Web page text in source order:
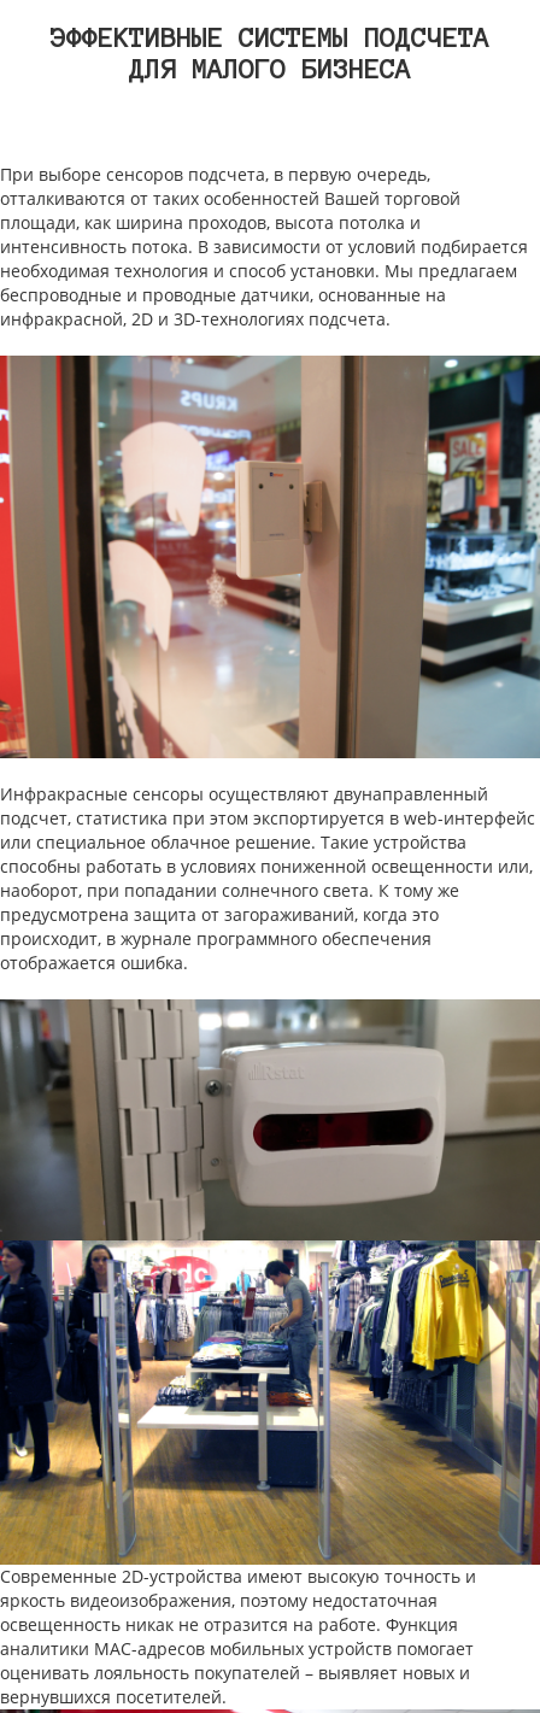
ЭФФЕКТИВНЫЕ СИСТЕМЫ ПОДСЧЕТА
ДЛЯ МАЛОГО БИЗНЕСА
При выборе сенсоров подсчета, в первую очередь,
отталкиваются от таких особенностей Вашей торговой
площади, как ширина проходов, высота потолка и
интенсивность потока. В зависимости от условий подбирается
необходимая технология и способ установки. Мы предлагаем
беспроводные и проводные датчики, основанные на
инфракрасной, 2D и 3D-технологиях подсчета.
Инфракрасные сенсоры осуществляют двунаправленный
подсчет, статистика при этом экспортируется в web-интерфейс
или специальное облачное решение. Такие устройства
способны работать в условиях пониженной освещенности или,
наоборот, при попадании солнечного света. К тому же
предусмотрена защита от загораживаний, когда это
происходит, в журнале программного обеспечения
отображается ошибка.
Современные 2D-устройства имеют высокую точность и
яркость видеоизображения, поэтому недостаточная
освещенность никак не отразится на работе. Функция
аналитики MAC-адресов мобильных устройств помогает
оценивать лояльность покупателей – выявляет новых и
вернувшихся посетителей.